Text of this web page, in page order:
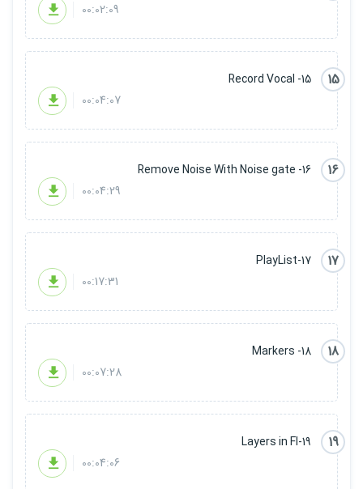
00:02:09
15
15- Record Vocal
00:04:07
16
16- Remove Noise With Noise gate
00:04:29
17
17-PlayList
00:17:31
18
18- Markers
00:07:28
19
19-Layers in Fl
00:04:06